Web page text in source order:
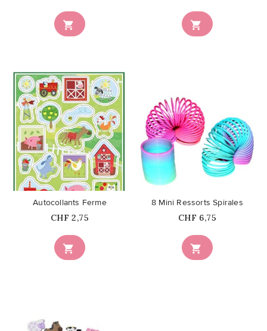
 
favorite_border

Autocollants Ferme
Prix
CHF 2,75
favorite_border

8 Mini Ressorts Spirales
Prix
CHF 6,75